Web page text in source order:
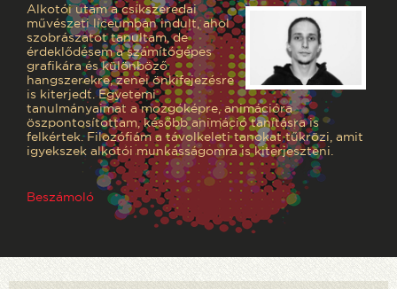
Alkotói utam a csíkszeredai
művészeti líceumban indult, ahol
szobrászatot tanultam, de
érdeklődésem a számítógépes
grafikára és különböző
hangszerekre, zenei önkifejezésre
is kiterjedt. Egyetemi
tanulmányaimat a mozgóképre, animációra
öszpontosítottam, később animáció tanításra is
felkértek. Filozófiám a távolkeleti tanokat tűkrözi, amit
igyekszek alkotói munkásságomra is kiterjeszteni.
Beszámoló